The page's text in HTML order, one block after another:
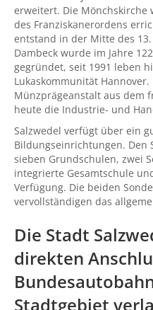
erweitert. Die Mönchskirche
des Franziskanerordens
entstand in der Mitte des
Dambeck wurde im Jahre
gegründet, seit 1991 leben
Lukaskommunität
Münzprägeanstalt aus dem
heute die Industrie- und
Salzwedel verfügt über ein
Bildungseinrichtungen. Den
sieben Grundschulen, zwei
integrierte Gesamtschule
Verfügung. Die beiden
vervollständigen das
Die Stadt
direkten
Stadtgebiet